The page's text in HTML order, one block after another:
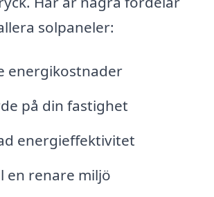
solpaneler:
energikostnader
på din fastighet
energieffektivitet
en renare miljö